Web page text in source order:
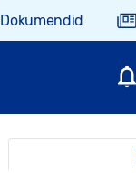
Dokumendid